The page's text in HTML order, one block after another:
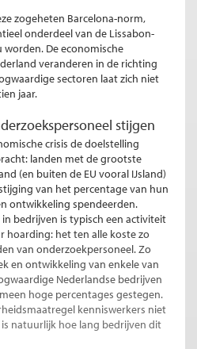
zogeheten Barcelona-norm,
onderdeel van de Lissabon-
De economische
veranderen in de richting
sectoren laat zich niet
jaar.
stijgen
crisis de doelstelling
landen met de grootste
(en buiten de EU vooral IJsland)
van het percentage van hun
ontwikkeling spendeerden.
bedrijven is typisch een activiteit
hoarding: het ten alle koste zo
van onderzoekpersoneel. Zo
en ontwikkeling van enkele van
Nederlandse bedrijven
hoge percentages gestegen.
kenniswerkers niet
natuurlijk hoe lang bedrijven dit